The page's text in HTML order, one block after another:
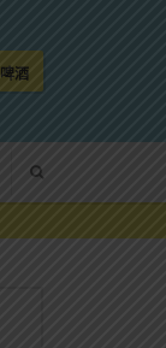
啤酒